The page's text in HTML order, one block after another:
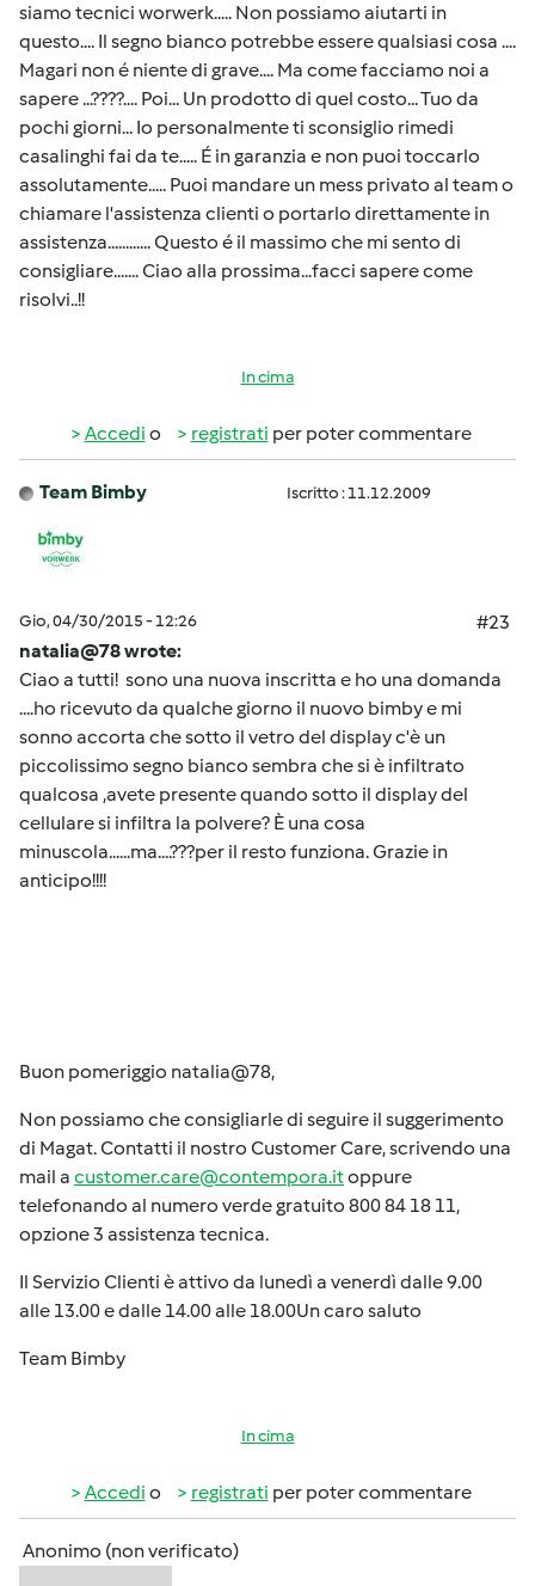
siamo tecnici worwerk..... Non possiamo aiutarti in
questo.... Il segno bianco potrebbe essere qualsiasi cosa ....
Magari non é niente di grave.... Ma come facciamo noi a
sapere ...????.... Poi... Un prodotto di quel costo... Tuo da
pochi giorni... Io personalmente ti sconsiglio rimedi
casalinghi fai da te..... É in garanzia e non puoi toccarlo
assolutamente..... Puoi mandare un mess privato al team o
chiamare l'assistenza clienti o portarlo direttamente in
assistenza............ Questo é il massimo che mi sento di
consigliare....... Ciao alla prossima...facci sapere come
risolvi..!!
In cima
Accedi o registrati per poter commentare
Team Bimby Iscritto : 11.12.2009
Gio, 04/30/2015 - 12:26
#23
natalia@78 wrote:
Ciao a tutti! sono una nuova inscritta e ho una domanda
....ho ricevuto da qualche giorno il nuovo bimby e mi
sonno accorta che sotto il vetro del display c'è un
piccolissimo segno bianco sembra che si è infiltrato
qualcosa ,avete presente quando sotto il display del
cellulare si infiltra la polvere? È una cosa
minuscola......ma....???per il resto funziona. Grazie in
anticipo!!!!
Buon pomeriggio natalia@78,
Non possiamo che consigliarle di seguire il suggerimento
di Magat. Contatti il nostro Customer Care, scrivendo una
mail a customer.care@contempora.itoppure
telefonando al numero verde gratuito 800 84 18 11,
opzione 3 assistenza tecnica.
Il Servizio Clienti è attivo da lunedì a venerdì dalle 9.00
alle 13.00 e dalle 14.00 alle 18.00Un caro saluto
Team Bimby
In cima
Accedi o registrati per poter commentare
Anonimo (non verificato)